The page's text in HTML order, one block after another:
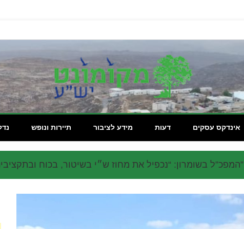
תיירות ונופש מידע לציבור דעות אינדקס עסקים
המפכ”ל בשומרון: “נכפיל את מחוז ש״י בשיטור, בכוח ובתקציבים”